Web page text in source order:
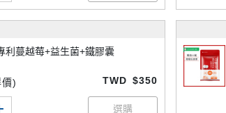
利蔓越莓+益生菌+鐵膠囊
) TWD $350